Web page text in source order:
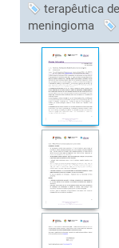
terapêutica
meningioma